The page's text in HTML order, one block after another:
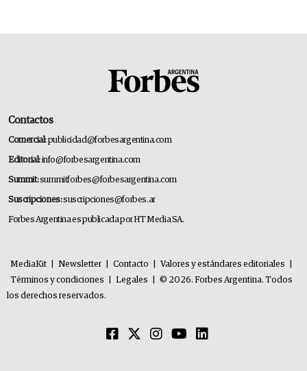
Contactos
Comercial:publicidad@forbesargentina.com
Editorial:info@forbesargentina.com
Summit:summitforbes@forbesargentina.com
Suscripciones:suscripciones@forbes.ar
Forbes Argentina es publicada por HT Media SA.
MediaKit Newsletter Contacto Valores y estándares editoriales
Términos y condiciones
Legales
© 2026. Forbes Argentina. Todos
los derechos reservados.